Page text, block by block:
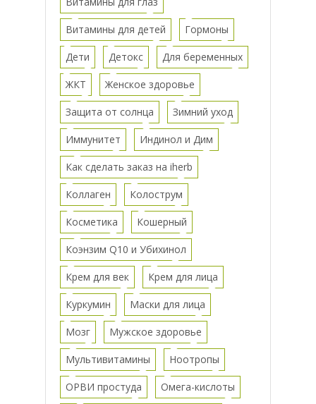
Витамины для детей Гормоны
Дети Детокс Для беременных
ЖКТ Женское здоровье
Защита от солнца Зимний уход
Иммунитет Индинол и Дим
Как сделать заказ на iherb
Коллаген Колострум
Косметика Кошерный
Коэнзим Q10 и Убихинол
Крем для век Крем для лица
Куркумин Маски для лица
Мозг Мужское здоровье
Мультивитамины Ноотропы
ОРВИ простуда Омега-кислоты